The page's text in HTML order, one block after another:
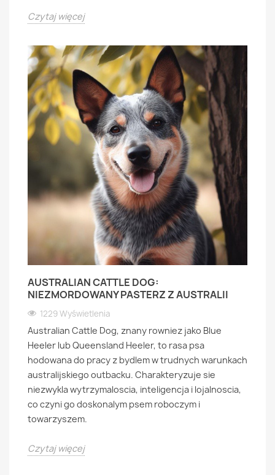
Czytaj więcej
AUSTRALIAN CATTLE DOG:
NIEZMORDOWANY PASTERZ Z AUSTRALII
1229 Wyświetlenia
Australian Cattle Dog, znany rowniez jako Blue
Heeler lub Queensland Heeler, to rasa psa
hodowana do pracy z bydlem w trudnych warunkach
australijskiego outbacku. Charakteryzuje sie
niezwykla wytrzymaloscia, inteligencja i lojalnoscia,
co czyni go doskonalym psem roboczym i
towarzyszem.
Czytaj więcej